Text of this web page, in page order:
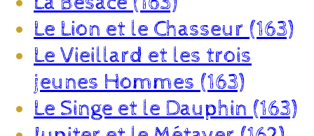
Le Lion et le Chasseur (163)
Le Vieillard et les trois
jeunes Hommes (163)
Le Singe et le Dauphin (163)